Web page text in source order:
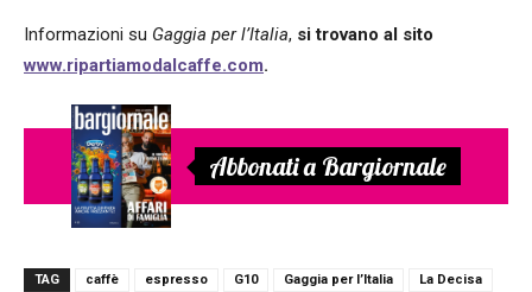
Informazioni su Gaggia per l’Italia, si trovano al sito
www.ripartiamodalcaffe.com.
Abbonati a Bargiornale
TAG caffè espresso G10 Gaggia per l’Italia La Decisa